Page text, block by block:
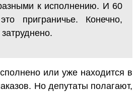
к исполнению. И 60
приграничье. Конечно,
или уже находится в
Но депутаты полагают,